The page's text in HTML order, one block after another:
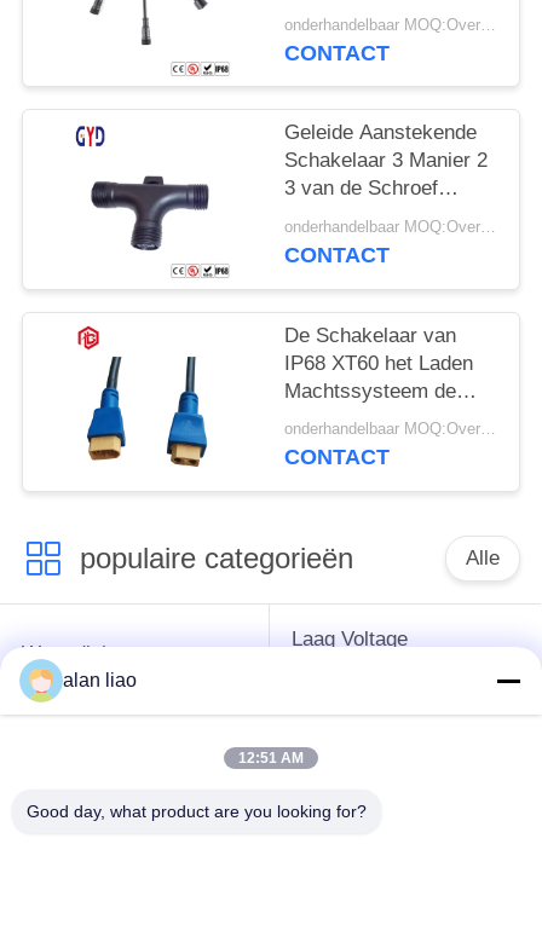
Elektrodraad van de
Splitsers de
onderhandelbaar MOQ:Overeen te komen
CONTACT
Geleide Aanstekende
Schakelaar 3 Manier 2
3 van de Schroef
Waterdichte Kabel 4
Speldt Type
onderhandelbaar MOQ:Overeen te komen
CONTACT
De Schakelaar van
IP68 XT60 het Laden
Machtssysteem de
Waterdichte
Contactdoos van de
onderhandelbaar MOQ:Overeen te komen
CONTACT
populaire categorieën Alle
Waterdichte
Cirkelschakelaar
Laag Voltage
alan liao
12:51 AM
Good day, what product are you looking for?